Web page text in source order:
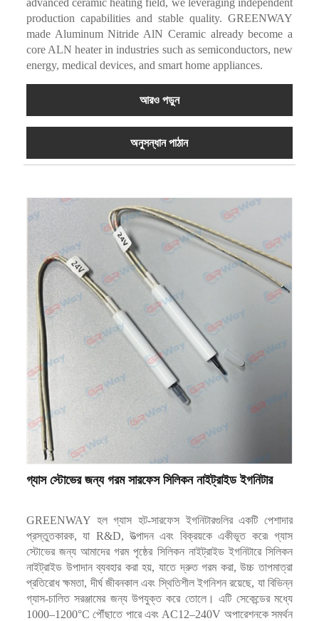
production capabilities and stable quality. GREENWAY
made Aluminum Nitride AlN Ceramic already become a
core ALN heater in industries such as semiconductors, new
energy, medical devices, and smart home appliances.
আরও পড়ুন
অনুসন্ধান পাঠান
গ্যাস স্টোভের জন্য গরম সারফেস সিলিকন নাইট্রাইড ইগনিটার
GREENWAY হল গ্যাস হট-সারফেস ইগনিটারগুলির একটি পেশাদার
প্রস্তুতকারক, যা R&D, উত্পাদন এবং বিক্রয়কে একীভূত করে৷ গ্যাস
স্টোভের জন্য আমাদের গরম পৃষ্ঠের সিলিকন নাইট্রাইড ইগনিটারে সিলিকন
নাইট্রাইড উপাদান ব্যবহার করা হয়, যাতে দ্রুত গরম করা, উচ্চ তাপমাত্রা
প্রতিরোধ ক্ষমতা, দীর্ঘ জীবনকাল এবং স্থিতিশীল ইগনিশন রয়েছে, যা বিভিন্ন
গ্যাস-চালিত সরঞ্জামের জন্য উপযুক্ত করে তোলে। এটি সেকেন্ডের মধ্যে
1000–1200°C পৌঁছাতে পারে এবং AC12–240V অপারেশনকে সমর্থন